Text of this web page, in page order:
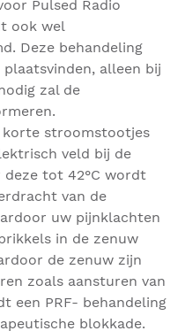
Pulsed Radio
ook wel
Deze behandeling
alleen bij
zal de
stroomstootjes
veld bij de
deze tot 42°C wordt
van de
uw pijnklachten
in de zenuw
de zenuw zijn
zoals aansturen van
een PRF- behandeling
blokkade.